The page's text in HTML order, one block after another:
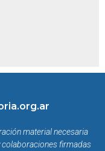
material necesaria
firmadas